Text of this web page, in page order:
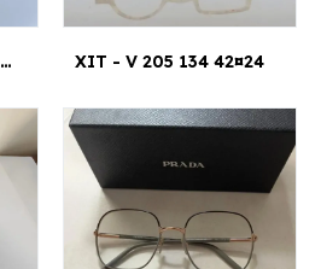
BURBERRY - B1347110954018140 55 MM¤2 CM XIT - V 205 134 42¤24